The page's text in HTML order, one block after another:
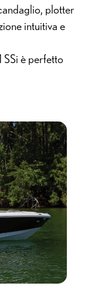
plotter
intuitiva e
SSi è perfetto